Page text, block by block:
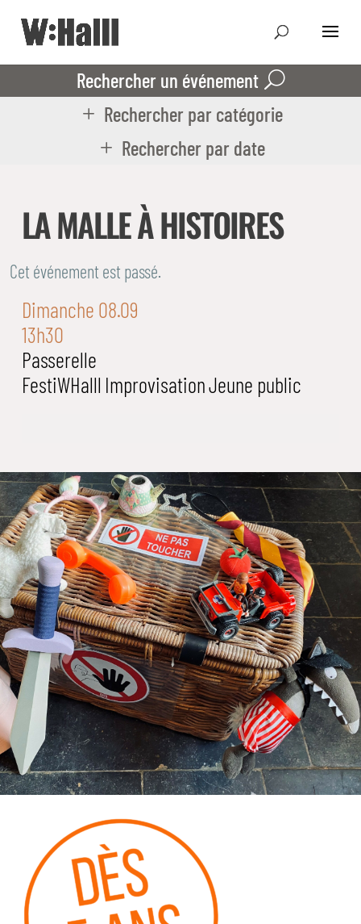
Rechercher un événement
Rechercher par catégorie
Rechercher par date
LA MALLE À HISTOIRES
Cet événement est passé.
Dimanche 08.09
13h30
Passerelle
FestiWHalll ImprovisationJeune public